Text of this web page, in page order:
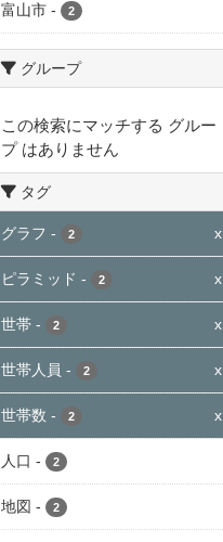
富山市 - 2
グループ
この検索にマッチする グルー
プ はありません
タグ
グラフ - 2 x
ピラミッド - 2 x
世帯 - 2 x
世帯人員 - 2 x
世帯数 - 2 x
人口 - 2
地図 - 2